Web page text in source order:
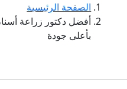
الصفحة الرئيسية
أفضل دكتور زراعة
بأعلى جودة